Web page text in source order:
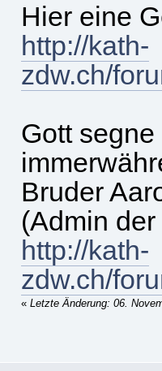
Hier eine
http://kath-
zdw.ch/
Gott
Bruder
(Admin
http://kath-
zdw.ch/
« Letzte Änderung: 06.